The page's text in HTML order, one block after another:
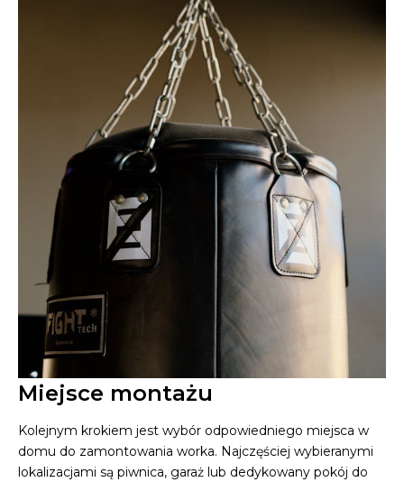
Miejsce montażu
Kolejnym krokiem jest wybór odpowiedniego miejsca w
domu do zamontowania worka. Najczęściej wybieranymi
lokalizacjami są piwnica, garaż lub dedykowany pokój do